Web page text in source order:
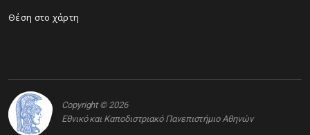
Θέση στο χάρτη
Copyright © 2026
Εθνικό και Καποδιστριακό Πανεπιστήμιο Αθηνών